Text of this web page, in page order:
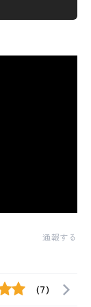
通報する
(7)